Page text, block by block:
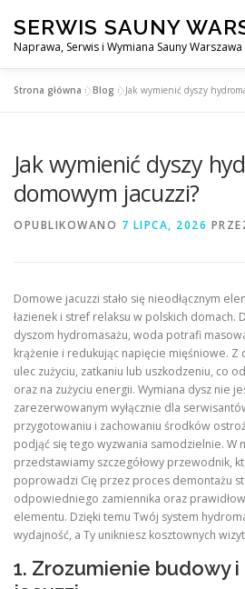
treści
SERWIS SAUNY
Naprawa, Serwis i Wymiana Sauny Warszawa
Strona główna »Blog »Jak wymienić dyszy
Jak wymienić dyszy
domowym jacuzzi?
OPUBLIKOWANO 7 LIPCA, 2026
Domowe jacuzzi stało się nieodłącznym
łazienek i stref relaksu w polskich domach.
dyszom hydromasażu, woda potrafi
krążenie i redukując napięcie mięśniowe. Z
ulec zużyciu, zatkaniu lub uszkodzeniu, co
oraz na zużyciu energii. Wymiana dysz nie
zarezerwowanym wyłącznie dla
przygotowaniu i zachowaniu środków
podjąć się tego wyzwania samodzielnie. W
przedstawiamy szczegółowy przewodnik,
poprowadzi Cię przez proces demontażu
odpowiedniego zamiennika oraz
elementu. Dzięki temu Twój system
wydajność, a Ty unikniesz kosztownych
1. Zrozumienie budowy